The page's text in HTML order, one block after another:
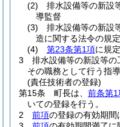
(2)
排水設備等の新設
導監督
(3)
排水設備等の新設
造に関する法令の規
(4)
第23条第1項に規
3
排水設備等の新設等
その職務として行う指
(責任技術者の登録)
第15条
町長は、 前条第1
いての登録を行う。
2
前項の登録の有効期間